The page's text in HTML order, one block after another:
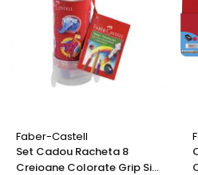
Faber-Castell
Set Cadou Racheta 8
Creioane Colorate Grip Si